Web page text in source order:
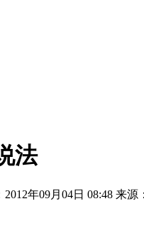
法
年09月04日 08:48 来源